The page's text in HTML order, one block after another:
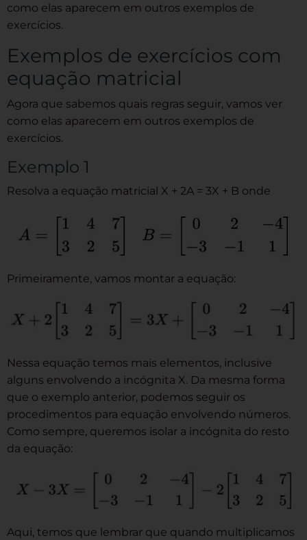
como elas aparecem em outros exemplos de
exercícios.
Exemplos de exercícios com
equação matricial
Agora que sabemos quais regras seguir, vamos ver
como elas aparecem em outros exemplos de
exercícios.
Exemplo 1
Resolva a equação matricial X + 2A = 3X + B onde
Primeiramente, vamos montar a equação:
Nessa equação temos mais elementos, inclusive
alguns envolvendo a incógnita X. Da mesma forma
que o exemplo anterior, podemos seguir os
procedimentos para equação envolvendo números.
Como sempre, queremos isolar a incógnita do resto
da equação:
Aqui, temos que lembrar que quando multiplicamos